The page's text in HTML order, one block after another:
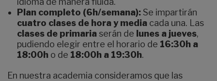
Plan completo (6h/semana):Se impartirán
cuatro clases de hora y media cada una. Las
clases de primaria serán de lunes a jueves,
pudiendo elegir entre el horario de 16:30h a
18:00h o de 18:00h a 19:30h.
En nuestra academia consideramos que las